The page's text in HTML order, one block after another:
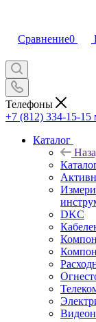
Сравнение0
Телефоны
+7 (812) 334-15-15
Каталог
DKC